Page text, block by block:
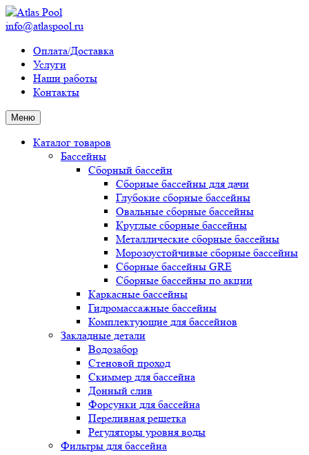
info@atlaspool.ru
Оплата/Доставка
Услуги
Наши работы
Контакты
Меню
Каталог товаров
Бассейны
Сборный бассейн
Сборные бассейны для дачи
Глубокие сборные бассейны
Овальные сборные бассейны
Круглые сборные бассейны
Металлические сборные бассейны
Морозоустойчивые сборные бассейны
Сборные бассейны GRE
Сборные бассейны по акции
Каркасные бассейны
Гидромассажные бассейны
Комплектующие для бассейнов
Закладные детали
Водозабор
Стеновой проход
Скиммер для бассейна
Донный слив
Форсунки для бассейна
Переливная решетка
Регуляторы уровня воды
Фильтры для бассейна